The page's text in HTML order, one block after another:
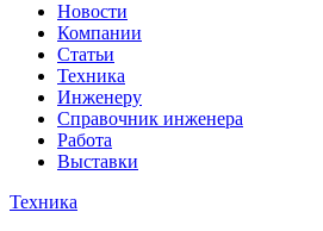
Новости
Компании
Статьи
Техника
Инженеру
Справочник инженера
Работа
Выставки
Техника